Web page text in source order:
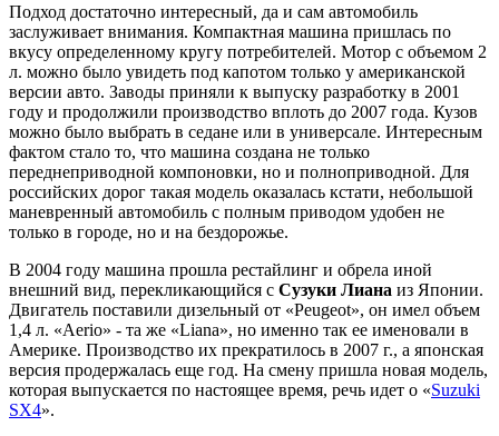
Подход достаточно интересный, да и сам автомобиль
заслуживает внимания. Компактная машина пришлась по
вкусу определенному кругу потребителей. Мотор с объемом 2
л. можно было увидеть под капотом только у американской
версии авто. Заводы приняли к выпуску разработку в 2001
году и продолжили производство вплоть до 2007 года. Кузов
можно было выбрать в седане или в универсале. Интересным
фактом стало то, что машина создана не только
переднеприводной компоновки, но и полноприводной. Для
российских дорог такая модель оказалась кстати, небольшой
маневренный автомобиль с полным приводом удобен не
только в городе, но и на бездорожье.
В 2004 году машина прошла рестайлинг и обрела иной
внешний вид, перекликающийся с Сузуки Лиана из Японии.
Двигатель поставили дизельный от «Peugeot», он имел объем
1,4 л. «Aerio» - та же «Liana», но именно так ее именовали в
Америке. Производство их прекратилось в 2007 г., а японская
версия продержалась еще год. На смену пришла новая модель,
которая выпускается по настоящее время, речь идет о «Suzuki
SX4».